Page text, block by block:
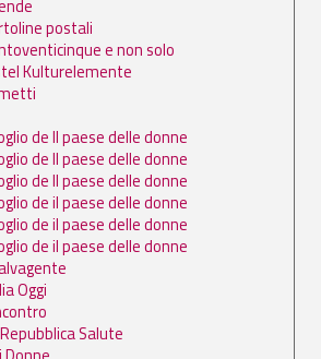
postali
e non solo
Kulturelemente
de Il paese delle donne
de Il paese delle donne
de Il paese delle donne
de il paese delle donne
de il paese delle donne
de il paese delle donne
Oggi
Salute